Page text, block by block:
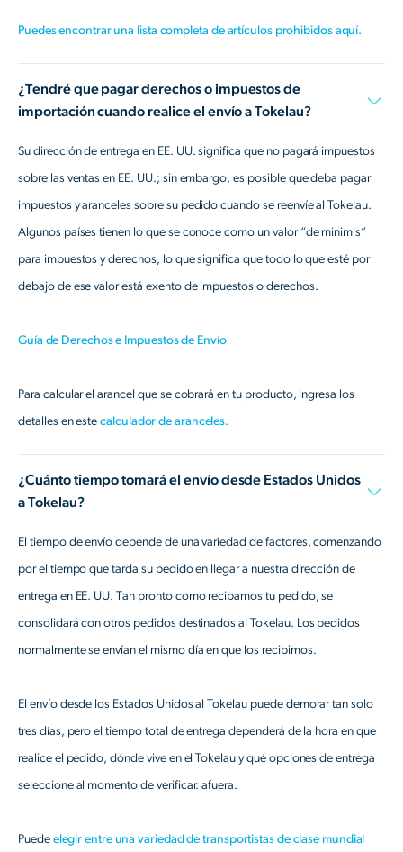
Puedes encontrar una lista completa de artículos prohibidos aquí.
¿Tendré que pagar derechos o impuestos de
importación cuando realice el envío a Tokelau?
Su dirección de entrega en EE. UU. significa que no pagará impuestos
sobre las ventas en EE. UU.; sin embargo, es posible que deba pagar
impuestos y aranceles sobre su pedido cuando se reenvíe al Tokelau.
Algunos países tienen lo que se conoce como un valor “de minimis”
para impuestos y derechos, lo que significa que todo lo que esté por
debajo de ese valor está exento de impuestos o derechos.
Guía de Derechos e Impuestos de Envío
Para calcular el arancel que se cobrará en tu producto, ingresa los
detalles en estecalculador de aranceles.
¿Cuánto tiempo tomará el envío desde Estados Unidos
a Tokelau?
El tiempo de envío depende de una variedad de factores, comenzando
por el tiempo que tarda su pedido en llegar a nuestra dirección de
entrega en EE. UU. Tan pronto como recibamos tu pedido, se
consolidará con otros pedidos destinados al Tokelau. Los pedidos
normalmente se envían el mismo día en que los recibimos.
El envío desde los Estados Unidos al Tokelau puede demorar tan solo
tres días, pero el tiempo total de entrega dependerá de la hora en que
realice el pedido, dónde vive en el Tokelau y qué opciones de entrega
seleccione al momento de verificar. afuera.
Puede elegir entre una variedad de transportistas de clase mundial